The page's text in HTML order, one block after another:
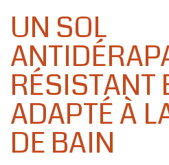
UN SOL
RÉSISTANT
ADAPTÉ À
DE BAIN